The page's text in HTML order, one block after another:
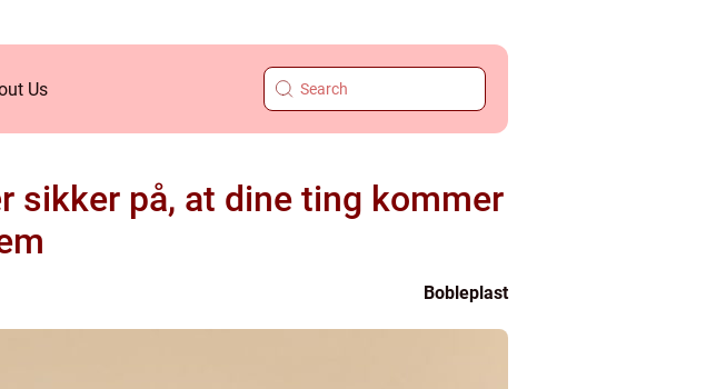
Us
sikker på, at dine ting kommer
Bobleplast